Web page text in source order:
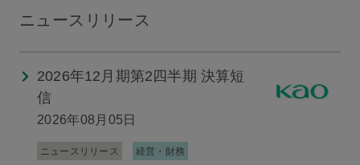
ニュースリリース
2026年12月期第2四半期 決算短
信
2026年08月05日
ニュースリリース 経営・財務